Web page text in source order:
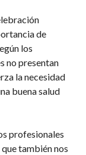
de
los
no presentan
la necesidad
buena salud
profesionales
también nos